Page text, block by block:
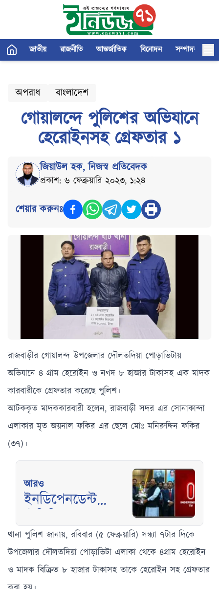
জাতীয় রাজনীতি আন্তর্জাতিক বিনোদন সম্পাদকীয়
অপরাধ বাংলাদেশ
গোয়ালন্দে পুলিশের অভিযানে
হেরোইনসহ গ্রেফতার ১
জিয়াউল হক,নিজস্ব প্রতিবেদক
প্রকাশ: ৬ ফেব্রুয়ারি ২০২৩, ১:২৪
শেয়ার করুনঃ
রাজবাড়ীর গোয়ালন্দ উপজেলার দৌলতদিয়া পোড়াভিটায়
অভিযানে ৪ গ্রাম হেরোইন ও নগদ ৮ হাজার টাকাসহ এক মাদক
কারবারীকে গ্রেফতার করেছে পুলিশ।
আটককৃত মাদককারবারী হলেন, রাজবাড়ী সদর এর সোনাকান্দা
এলাকার মৃত জয়নাল ফকির এর ছেলে মোঃ মনিরুদ্দিন ফকির
(৩৭)।
আরও
ইনডিপেনডেন্ট
ব্যর্থ, স্বস্তিতে
কর্মকর্তা-কর্মচারীরা
থানা পুলিশ জানায়, রবিবার (৫ ফেব্রুয়ারি) সন্ধ্যা ৭টার দিকে
উপজেলার দৌলতদিয়া পোড়াভিটা এলাকা থেকে ৪গ্রাম হেরোইন
ও মাদক বিক্রিত ৮ হাজার টাকাসহ তাকে হেরোইন সহ গ্রেফতার